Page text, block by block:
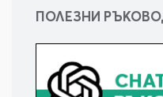
ПОЛЕЗНИ